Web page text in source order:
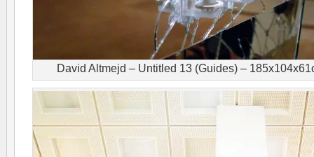
David Altmejd – Untitled 13 (Guides) –